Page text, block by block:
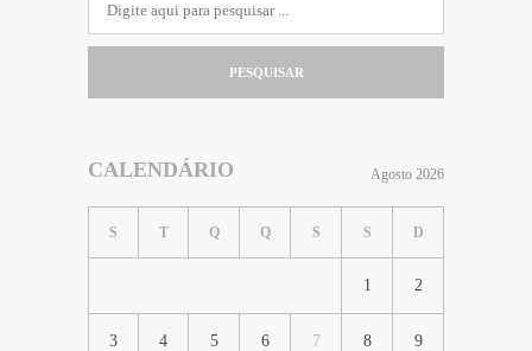
PESQUISAR
CALENDÁRIO Agosto 2026
S T Q Q S S D
1 2
3 4 5 6 7 8 9